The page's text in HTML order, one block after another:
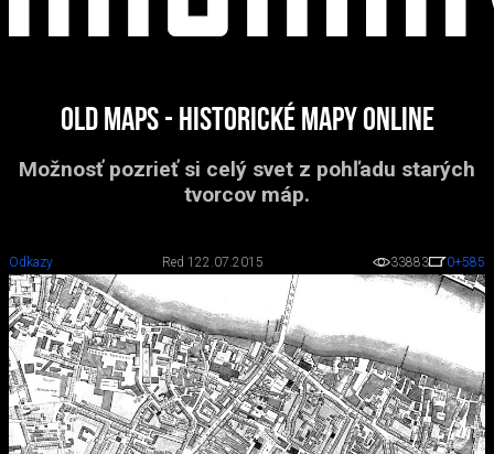
Old Maps - historické mapy online
Možnosť pozrieť si celý svet z pohľadu starých
tvorcov máp.
Odkazy Red 1 22.07.2015 33883 0+585